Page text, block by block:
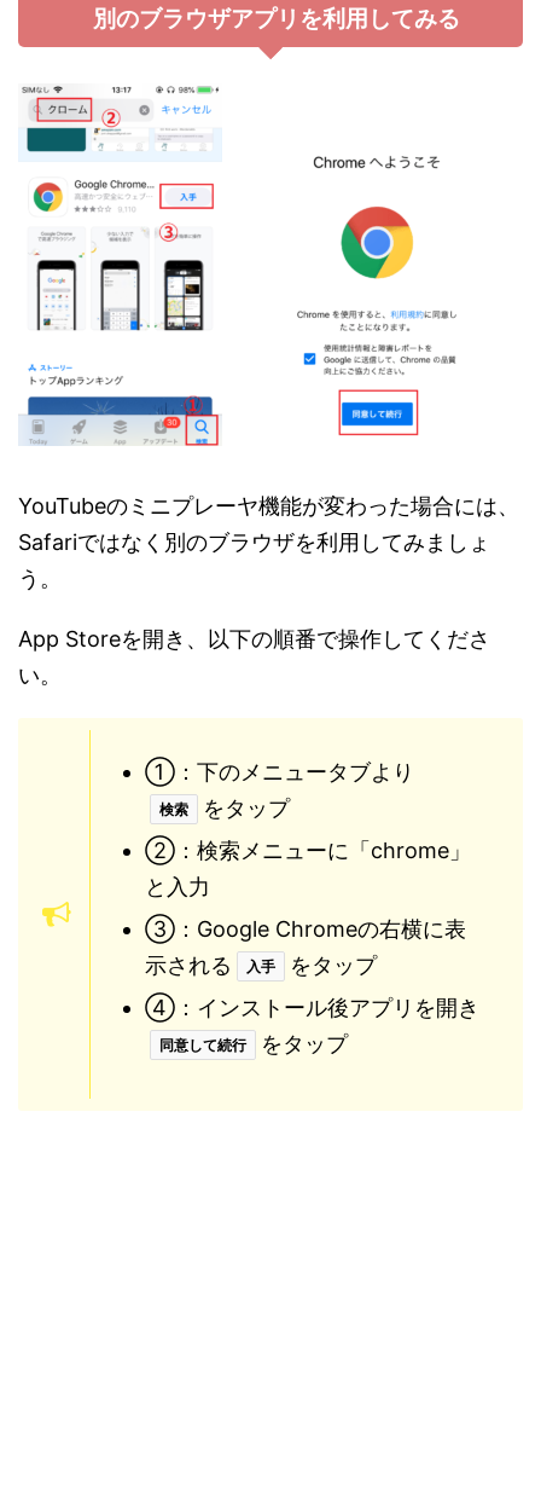
別のブラウザアプリを利用してみる
YouTubeのミニプレーヤ機能が変わった場合には、
Safariではなく別のブラウザを利用してみましょ
う。
App Storeを開き、以下の順番で操作してくださ
い。
①：下のメニュータブより
検索
をタップ
②：検索メニューに「chrome」
と入力
③：Google Chromeの右横に表
示される
入手
をタップ
④：インストール後アプリを開き
同意して続行 をタップ